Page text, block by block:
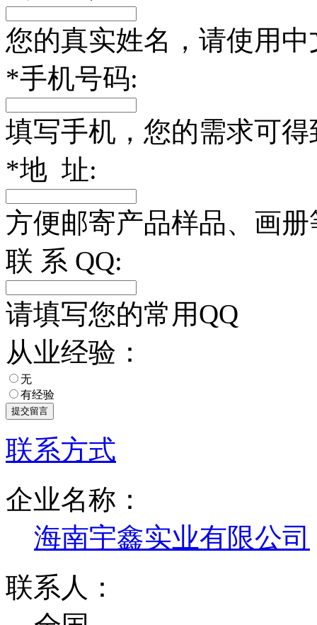
您的真实姓名，请使用中
*手机号码:
填写手机，您的需求可
*地 址:
方便邮寄产品样品、画
联 系 QQ:
请填写您的常用QQ
从业经验：
无
有经验
联系方式
企业名称：
海南宇鑫实业有限公司
联系人：